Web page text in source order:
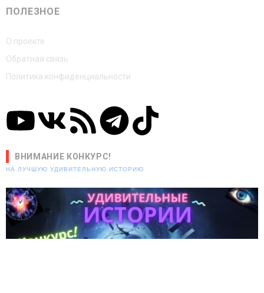
ПОЛЕЗНОЕ
О проекте
Обратная связь
Политика конфиденциальности
ВНИМАНИЕ КОНКУРС!
НА ЛУЧШУЮ УДИВИТЕЛЬНУЮ ИСТОРИЮ